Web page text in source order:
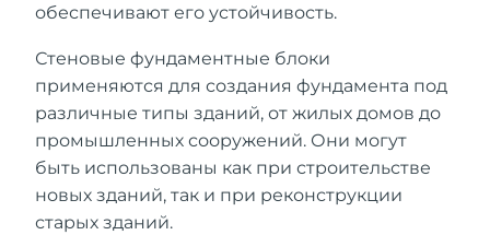
обеспечивают его устойчивость.
Стеновые фундаментные блоки
применяются для создания фундамента под
различные типы зданий, от жилых домов до
промышленных сооружений. Они могут
быть использованы как при строительстве
новых зданий, так и при реконструкции
старых зданий.